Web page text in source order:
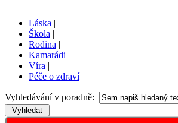
Láska |
Škola |
Rodina |
Kamarádi |
Víra |
Péče o zdraví
Vyhledávání v poradně: